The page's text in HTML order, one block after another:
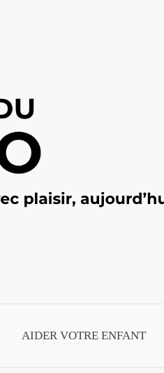
AIDER VOTRE ENFANT